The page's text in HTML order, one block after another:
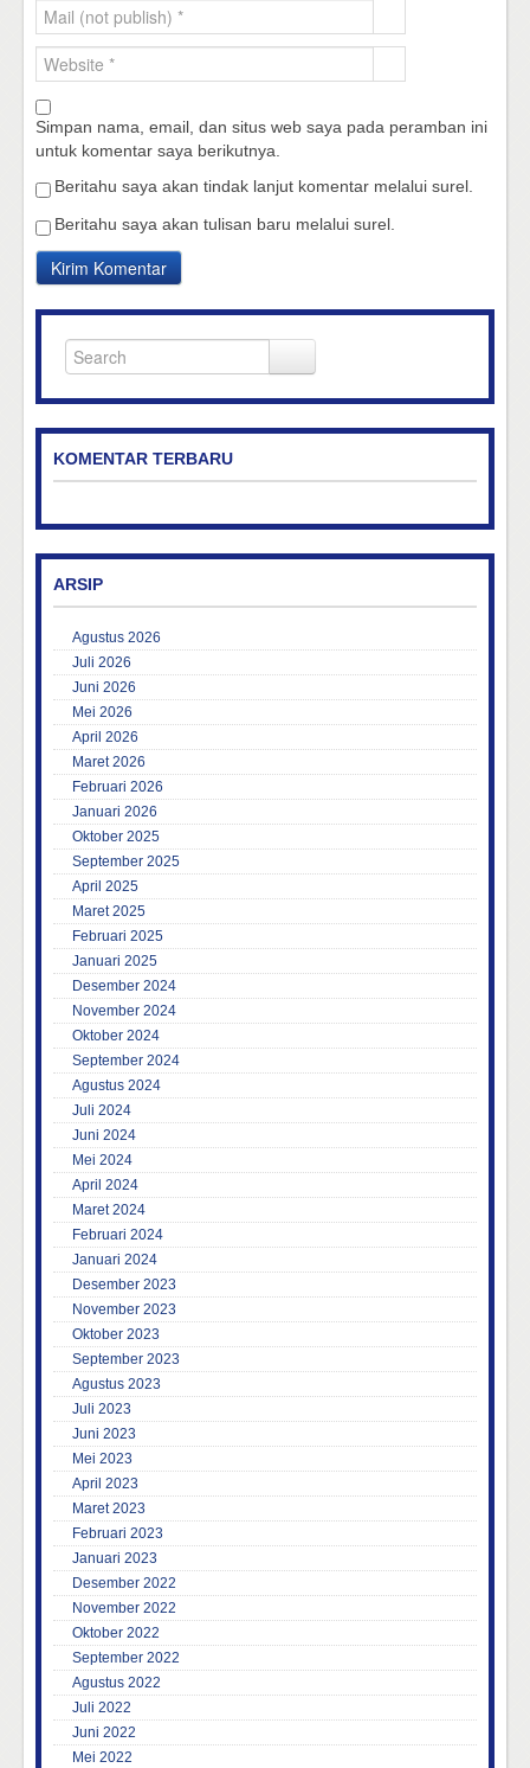
Simpan nama, email, dan situs web saya pada peramban ini
untuk komentar saya berikutnya.
Beritahu saya akan tindak lanjut komentar melalui surel.
Beritahu saya akan tulisan baru melalui surel.
KOMENTAR TERBARU
ARSIP
Agustus 2026
Juli 2026
Juni 2026
Mei 2026
April 2026
Maret 2026
Februari 2026
Januari 2026
Oktober 2025
September 2025
April 2025
Maret 2025
Februari 2025
Januari 2025
Desember 2024
November 2024
Oktober 2024
September 2024
Agustus 2024
Juli 2024
Juni 2024
Mei 2024
April 2024
Maret 2024
Februari 2024
Januari 2024
Desember 2023
November 2023
Oktober 2023
September 2023
Agustus 2023
Juli 2023
Juni 2023
Mei 2023
April 2023
Maret 2023
Februari 2023
Januari 2023
Desember 2022
November 2022
Oktober 2022
September 2022
Agustus 2022
Juli 2022
Juni 2022
Mei 2022